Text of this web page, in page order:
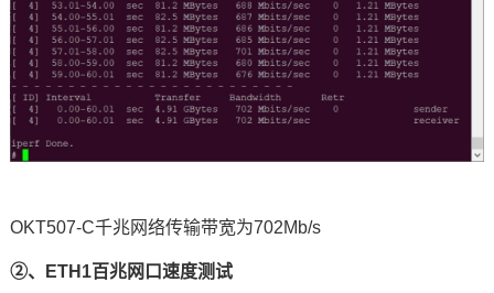
OKT507-C千兆网络传输带宽为702Mb/s
②、ETH1百兆网口速度测试